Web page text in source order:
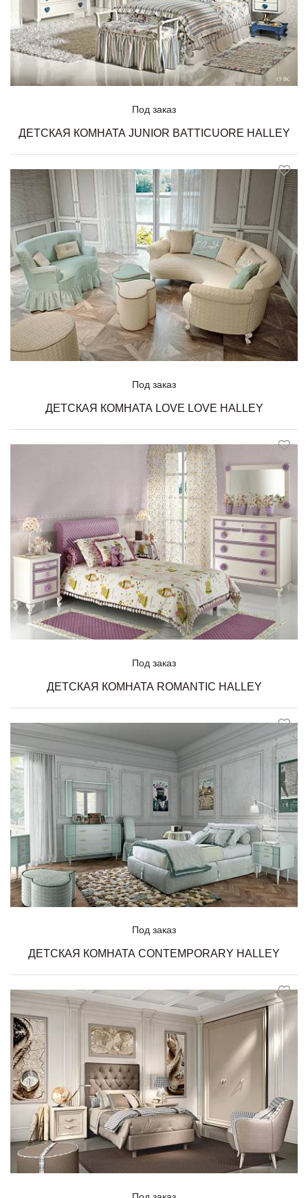
Под заказ
ДЕТСКАЯ КОМНАТА JUNIOR BATTICUORE HALLEY
Под заказ
ДЕТСКАЯ КОМНАТА LOVE LOVE HALLEY
Под заказ
ДЕТСКАЯ КОМНАТА ROMANTIC HALLEY
Под заказ
ДЕТСКАЯ КОМНАТА CONTEMPORARY HALLEY